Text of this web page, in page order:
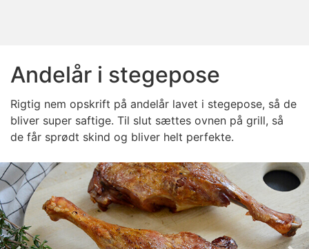
Andelår i stegepose
Rigtig nem opskrift på andelår lavet i stegepose, så de
bliver super saftige. Til slut sættes ovnen på grill, så
de får sprødt skind og bliver helt perfekte.